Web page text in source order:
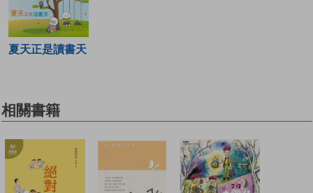
夏天正是讀書天
相關書籍